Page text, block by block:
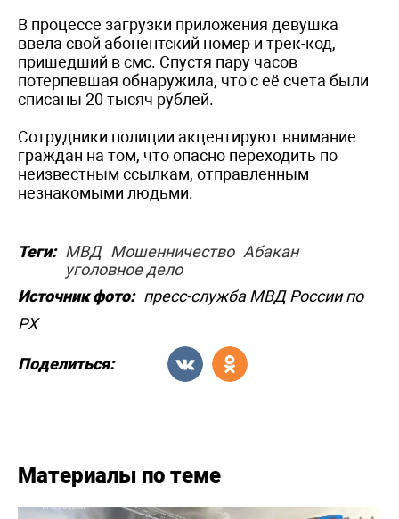
В процессе загрузки приложения девушка
ввела свой абонентский номер и трек-код,
пришедший в смс. Спустя пару часов
потерпевшая обнаружила, что с её счета были
списаны 20 тысяч рублей.
Сотрудники полиции акцентируют внимание
граждан на том, что опасно переходить по
неизвестным ссылкам, отправленным
незнакомыми людьми.
Теги: МВД Мошенничество Абакан
уголовное дело
Источник фото: пресс-служба МВД России по
РХ
Поделиться:
Материалы по теме